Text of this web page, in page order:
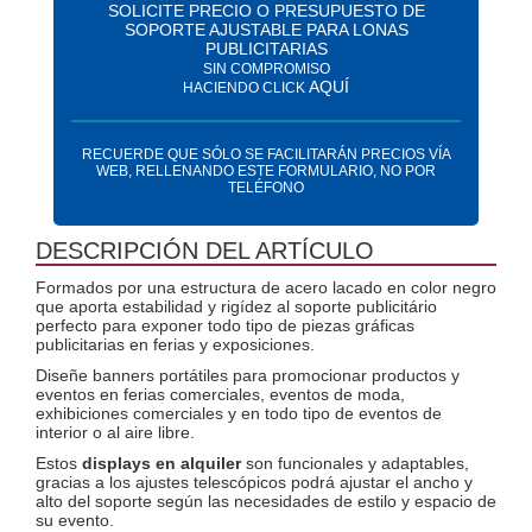
SOLICITE PRECIO O PRESUPUESTO DE
SOPORTE AJUSTABLE PARA LONAS
PUBLICITARIAS
SIN COMPROMISO
HACIENDO CLICK AQUÍ
RECUERDE QUE SÓLO SE FACILITARÁN PRECIOS VÍA
WEB, RELLENANDO ESTE FORMULARIO, NO POR
TELÉFONO
DESCRIPCIÓN DEL ARTÍCULO
Formados por una estructura de acero lacado en color negro
que aporta estabilidad y rigídez al soporte publicitário
perfecto para exponer todo tipo de piezas gráficas
publicitarias en ferias y exposiciones.
Diseñe banners portátiles para promocionar productos y
eventos en ferias comerciales, eventos de moda,
exhibiciones comerciales y en todo tipo de eventos de
interior o al aire libre.
Estos displays en alquilerson funcionales y adaptables,
gracias a los ajustes telescópicos podrá ajustar el ancho y
alto del soporte según las necesidades de estilo y espacio de
su evento.